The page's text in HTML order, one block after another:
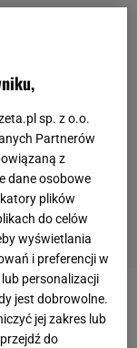
mistrza
ale wielkie
sp. z o.o.
Partnerów
z
dane osobowe
plików
do celów
wyświetlania
i preferencji w
personalizacji
jest dobrowolne.
jej zakres lub
do